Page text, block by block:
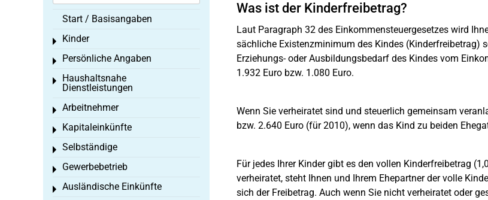
Was ist der Kinderfreibetrag?
Laut Paragraph 32 des Einkommensteuergesetzes wird
sächliche Existenzminimum des Kindes (Kinderfreibetrag)
Erziehungs- oder Ausbildungsbedarf des Kindes vom
1.932 Euro bzw. 1.080 Euro.
Wenn Sie verheiratet sind und steuerlich gemeinsam
bzw. 2.640 Euro (für 2010), wenn das Kind zu beiden
Für jedes Ihrer Kinder gibt es den vollen Kinderfreibetrag
verheiratet, steht Ihnen und Ihrem Ehepartner der volle
sich der Freibetrag. Auch wenn Sie nicht verheiratet oder
Start / Basisangaben
Kinder
Toggle menu
Persönliche Angaben
Toggle menu
Haushaltsnahe
Dienstleistungen
Toggle menu
Arbeitnehmer
Toggle menu
Kapitaleinkünfte
Toggle menu
Selbständige
Toggle menu
Gewerbebetrieb
Toggle menu
Ausländische Einkünfte
Toggle menu